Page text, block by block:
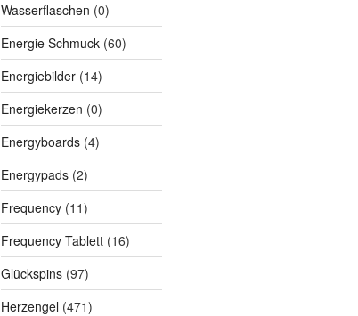
Wasserflaschen (0)
Energie Schmuck (60)
Energiebilder (14)
Energiekerzen (0)
Energyboards (4)
Energypads (2)
Frequency (11)
Frequency Tablett (16)
Glückspins (97)
Herzengel (471)